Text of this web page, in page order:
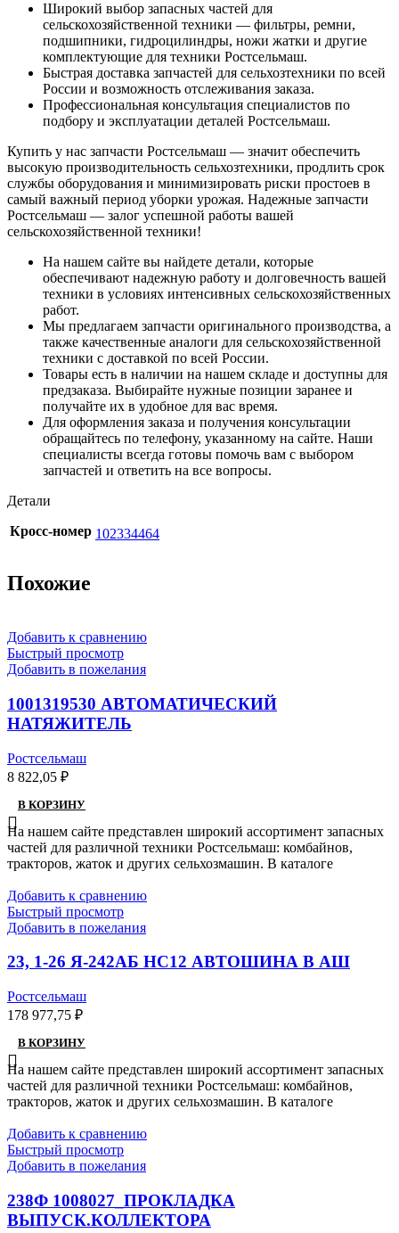
Широкий выбор запасных частей для
сельскохозяйственной техники — фильтры, ремни,
подшипники, гидроцилиндры, ножи жатки и другие
комплектующие для техники Ростсельмаш.
Быстрая доставка запчастей для сельхозтехники по всей
России и возможность отслеживания заказа.
Профессиональная консультация специалистов по
подбору и эксплуатации деталей Ростсельмаш.
Купить у нас запчасти Ростсельмаш — значит обеспечить
высокую производительность сельхозтехники, продлить срок
службы оборудования и минимизировать риски простоев в
самый важный период уборки урожая. Надежные запчасти
Ростсельмаш — залог успешной работы вашей
сельскохозяйственной техники!
На нашем сайте вы найдете детали, которые
обеспечивают надежную работу и долговечность вашей
техники в условиях интенсивных сельскохозяйственных
работ.
Мы предлагаем запчасти оригинального производства, а
также качественные аналоги для сельскохозяйственной
техники с доставкой по всей России.
Товары есть в наличии на нашем складе и доступны для
предзаказа. Выбирайте нужные позиции заранее и
получайте их в удобное для вас время.
Для оформления заказа и получения консультации
обращайтесь по телефону, указанному на сайте. Наши
специалисты всегда готовы помочь вам с выбором
запчастей и ответить на все вопросы.
Детали
Кросс-номер 102334464
Похожие
Добавить к сравнению
Быстрый просмотр
Добавить в пожелания
1001319530 АВТОМАТИЧЕСКИЙ
НАТЯЖИТЕЛЬ
Ростсельмаш
8 822,05 ₽
В КОРЗИНУ
На нашем сайте представлен широкий ассортимент запасных
частей для различной техники Ростсельмаш: комбайнов,
тракторов, жаток и других сельхозмашин. В каталоге
Добавить к сравнению
Быстрый просмотр
Добавить в пожелания
23, 1-26 Я-242АБ НС12 АВТОШИНА В АШ
Ростсельмаш
178 977,75 ₽
В КОРЗИНУ
На нашем сайте представлен широкий ассортимент запасных
частей для различной техники Ростсельмаш: комбайнов,
тракторов, жаток и других сельхозмашин. В каталоге
Добавить к сравнению
Быстрый просмотр
Добавить в пожелания
238Ф 1008027_ПРОКЛАДКА
ВЫПУСК.КОЛЛЕКТОРА